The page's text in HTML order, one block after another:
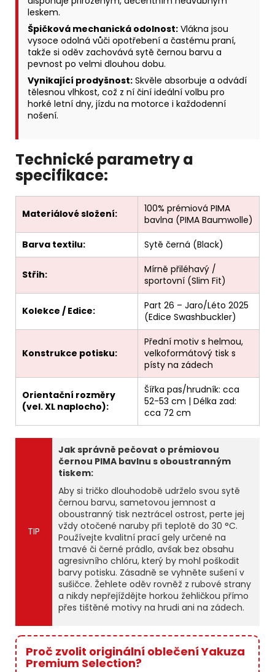
leskem.
Špičková mechanická odolnost: Vlákna jsou
vysoce odolná vůči opotřebení a častému praní,
takže si oděv zachovává sytě černou barvu a
pevnost po velmi dlouhou dobu.
Vynikající prodyšnost: Skvěle absorbuje a odvádí
tělesnou vlhkost, což z ní činí ideální volbu pro
horké letní dny, jízdu na motorce i každodenní
nošení.
Technické parametry a
specifikace:
Materiálové složení:
100% prémiová PIMA
bavlna (PIMA Baumwolle)
Barva textilu:
Sytě černá (Black)
Střih:
Mírně přiléhavý /
sportovní (Slim Fit)
Kolekce / Edice:
Part 26 – Jaro/Léto 2025
(Edice Swashbuckler)
Konstrukce potisku:
Přední motiv s helmou,
velkoformátový tisk s
písty na zádech
Orientační rozměry
(vel. XL naplocho):
Šířka pas/hrudník: cca
52-53 cm | Délka zad:
cca 72 cm
TIP
Jak správně pečovat o prémiovou
černou PIMA bavlnu s oboustranným
tiskem:
Aby si tričko dlouhodobě udrželo svou sytě
černou barvu, sametovou jemnost a
oboustranný tisk neztrácel ostrost, perte jej
vždy otočené naruby při teplotě do 30 °C.
Používejte kvalitní prací gely určené na
tmavé či černé prádlo, avšak bez obsahu
agresivního chlóru, který by mohl poškodit
barvy potisku. Zásadně se vyhněte sušení v
sušičce. Žehlete oděv rovněž z rubové strany
a nikdy nepřejíždějte horkou žehličkou přímo
přes tištěné motivy na hrudi ani na zádech.
Proč zvolit originální oblečení Yakuza
Premium Selection?